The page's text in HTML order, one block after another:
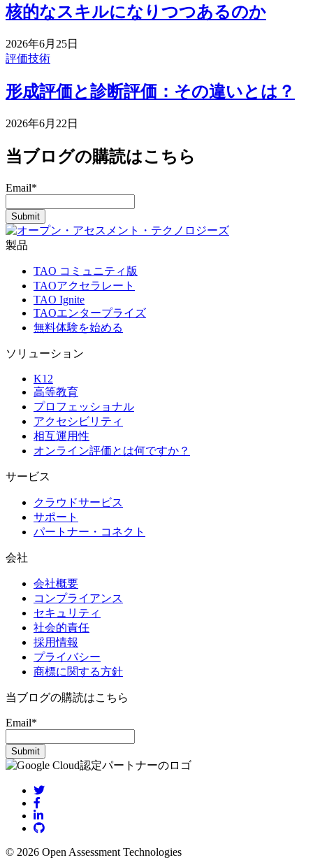
核的なスキルになりつつあるのか
2026年6月25日
評価技術
形成評価と診断評価：その違いとは？
2026年6月22日
当ブログの購読はこちら
Email*
製品
TAO コミュニティ版
TAOアクセラレート
TAO Ignite
TAOエンタープライズ
無料体験を始める
ソリューション
K12
高等教育
プロフェッショナル
アクセシビリティ
相互運用性
オンライン評価とは何ですか？
サービス
クラウドサービス
サポート
パートナー・コネクト
会社
会社概要
コンプライアンス
セキュリティ
社会的責任
採用情報
プライバシー
商標に関する方針
当ブログの購読はこちら
Email*
© 2026 Open Assessment Technologies